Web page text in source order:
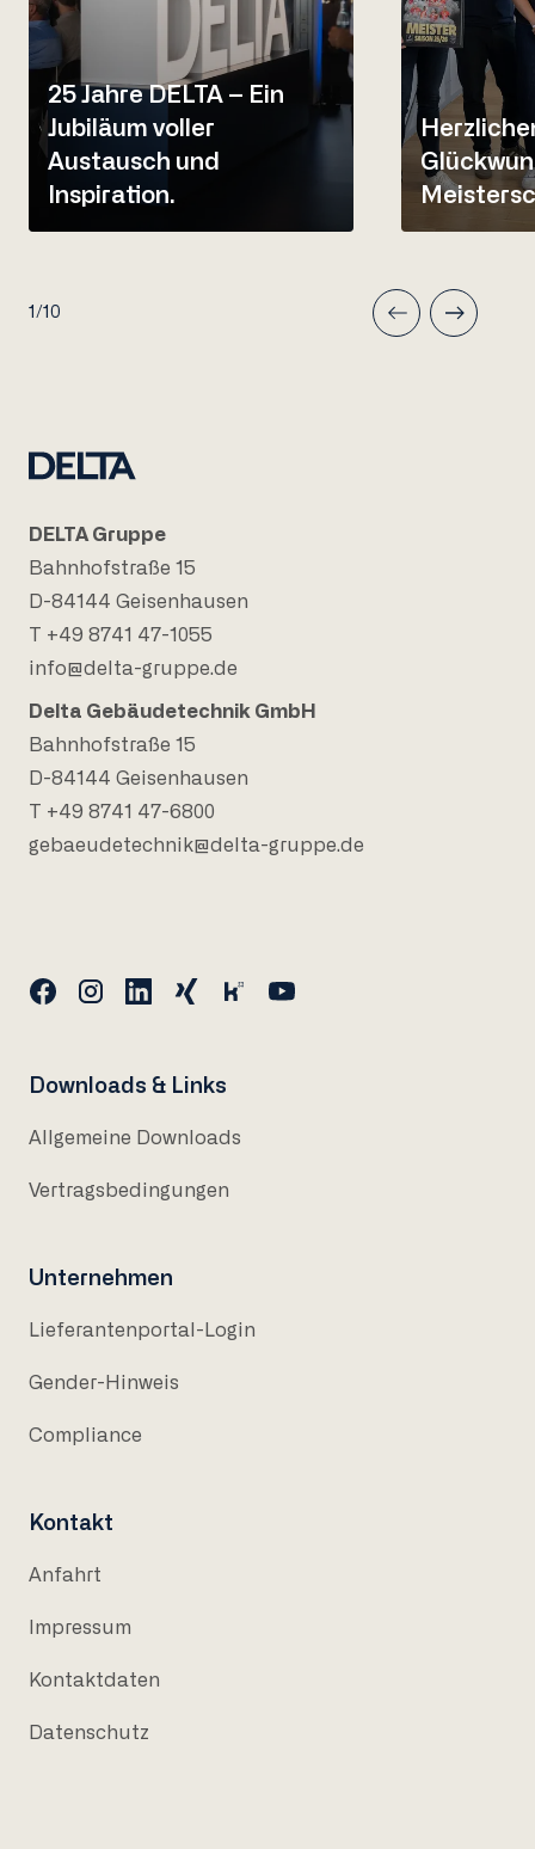
25 Jahre DELTA – Ein
Jubiläum voller
Austausch und
Inspiration.
1/10
DELTA Gruppe
Bahnhofstraße 15
D-84144 Geisenhausen
T +49 8741 47-1055
info@delta-gruppe.de
Delta Gebäudetechnik GmbH
Bahnhofstraße 15
D-84144 Geisenhausen
T +49 8741 47-6800
gebaeudetechnik@delta-gruppe.de
Downloads & Links
Allgemeine Downloads
Vertragsbedingungen
Unternehmen
Lieferantenportal-Login
Gender-Hinweis
Compliance
Kontakt
Anfahrt
Impressum
Kontaktdaten
Datenschutz